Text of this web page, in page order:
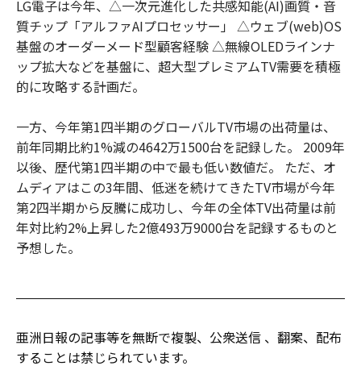
LG電子は今年、△一次元進化した共感知能(AI)画質・音
質チップ「アルファAIプロセッサー」 △ウェブ(web)OS
基盤のオーダーメード型顧客経験 △無線OLEDラインナ
ップ拡大などを基盤に、超大型プレミアムTV需要を積極
的に攻略する計画だ。
一方、今年第1四半期のグローバルTV市場の出荷量は、
前年同期比約1%減の4642万1500台を記録した。 2009年
以後、歴代第1四半期の中で最も低い数値だ。 ただ、オ
ムディアはこの3年間、低迷を続けてきたTV市場が今年
第2四半期から反騰に成功し、今年の全体TV出荷量は前
年対比約2%上昇した2億493万9000台を記録するものと
予想した。
亜洲日報の記事等を無断で複製、公衆送信 、翻案、配布
することは禁じられています。